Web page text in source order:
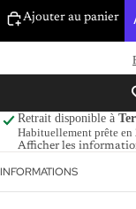
Ajouter au panier
Retrait disponible à
Habituellement prête en
Afficher les
INFORMATIONS